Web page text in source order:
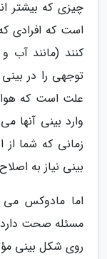
چیزی که بیشتر
است که افرادی
کنند (مانند آب
توجهی را در
علت است که هوا
وارد بینی آنها
زمانی که شما از
بینی نیاز به
اما مادوکس می
مسئله صحت
روی شکل بینی